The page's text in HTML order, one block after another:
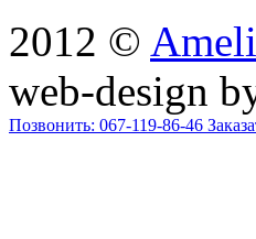
2012 ©
web-design
Позвонить: 067-119-86-46